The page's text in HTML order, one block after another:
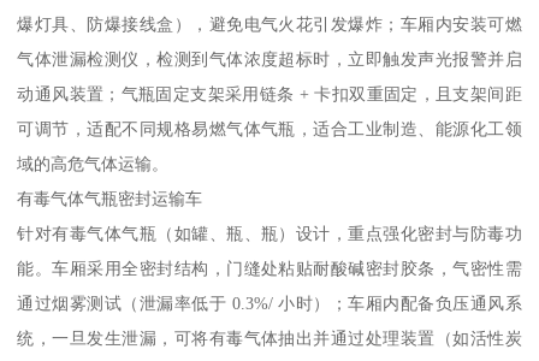
爆灯具、防爆接线盒），避免电气火花引发爆炸；车厢内安装可燃
气体泄漏检测仪，检测到气体浓度超标时，立即触发声光报警并启
动通风装置；气瓶固定支架采用链条 + 卡扣双重固定，且支架间距
可调节，适配不同规格易燃气体气瓶，适合工业制造、能源化工领
域的高危气体运输。​
有毒气体气瓶密封运输车​
针对有毒气体气瓶（如罐、瓶、瓶）设计，重点强化密封与防毒功
能。车厢采用全密封结构，门缝处粘贴耐酸碱密封胶条，气密性需
通过烟雾测试（泄漏率低于 0.3%/ 小时）；车厢内配备负压通风系
统，一旦发生泄漏，可将有毒气体抽出并通过处理装置（如活性炭